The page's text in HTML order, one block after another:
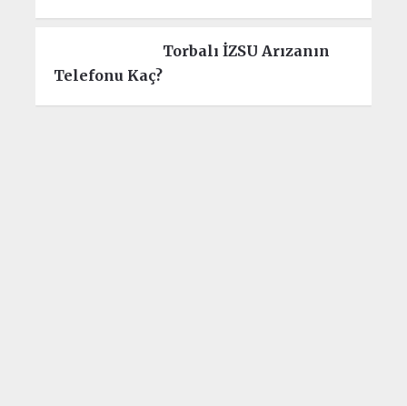
Torbalı İZSU Arızanın
Telefonu Kaç?